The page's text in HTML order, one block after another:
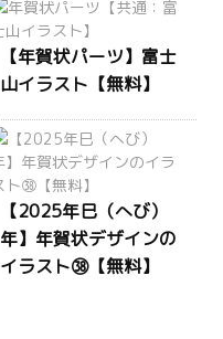
【年賀状パーツ】富士
山イラスト【無料】
【2025年巳（へび）
年】年賀状デザインの
イラスト㊳【無料】